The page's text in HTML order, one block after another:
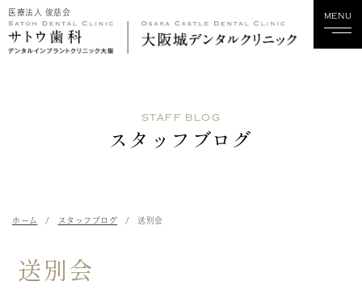
医療法人 俊慈会 MENU
料金
STAFF BLOG
スタッフブログ
ホーム スタッフブログ 送別会
送別会